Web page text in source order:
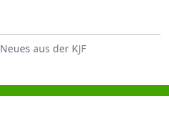
Neues aus der KJF